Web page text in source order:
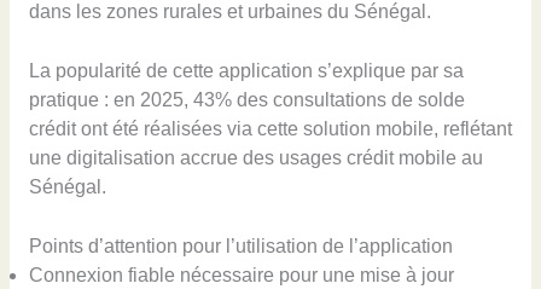
dans les zones rurales et urbaines du Sénégal.
La popularité de cette application s’explique par sa
pratique : en 2025, 43% des consultations de solde
crédit ont été réalisées via cette solution mobile, reflétant
une digitalisation accrue des usages crédit mobile au
Sénégal.
Points d’attention pour l’utilisation de l’application
Connexion fiable nécessaire pour une mise à jour